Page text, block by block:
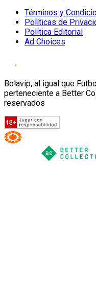
Términos y
Políticas de
Política Editorial
Ad Choices
Bolavip, al igual que
perteneciente a Better
reservados